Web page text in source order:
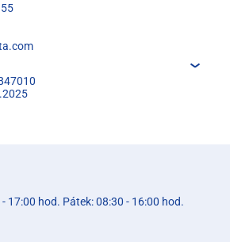
17:00 hod. Pátek: 08:30 - 16:00 hod.